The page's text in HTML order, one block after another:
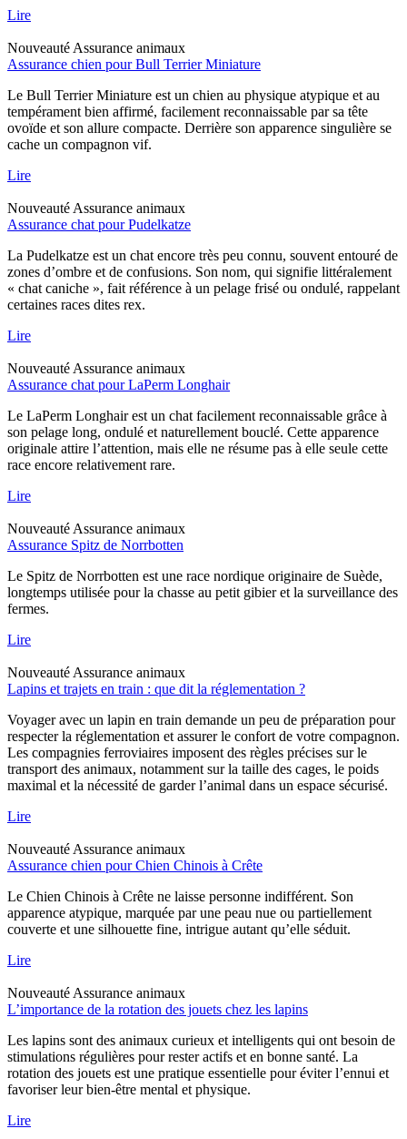
Lire
Nouveauté Assurance animaux
Assurance chien pour Bull Terrier Miniature
Le Bull Terrier Miniature est un chien au physique atypique et au
tempérament bien affirmé, facilement reconnaissable par sa tête
ovoïde et son allure compacte. Derrière son apparence singulière se
cache un compagnon vif.
Lire
Nouveauté Assurance animaux
Assurance chat pour Pudelkatze
La Pudelkatze est un chat encore très peu connu, souvent entouré de
zones d’ombre et de confusions. Son nom, qui signifie littéralement
« chat caniche », fait référence à un pelage frisé ou ondulé, rappelant
certaines races dites rex.
Lire
Nouveauté Assurance animaux
Assurance chat pour LaPerm Longhair
Le LaPerm Longhair est un chat facilement reconnaissable grâce à
son pelage long, ondulé et naturellement bouclé. Cette apparence
originale attire l’attention, mais elle ne résume pas à elle seule cette
race encore relativement rare.
Lire
Nouveauté Assurance animaux
Assurance Spitz de Norrbotten
Le Spitz de Norrbotten est une race nordique originaire de Suède,
longtemps utilisée pour la chasse au petit gibier et la surveillance des
fermes.
Lire
Nouveauté Assurance animaux
Lapins et trajets en train : que dit la réglementation ?
Voyager avec un lapin en train demande un peu de préparation pour
respecter la réglementation et assurer le confort de votre compagnon.
Les compagnies ferroviaires imposent des règles précises sur le
transport des animaux, notamment sur la taille des cages, le poids
maximal et la nécessité de garder l’animal dans un espace sécurisé.
Lire
Nouveauté Assurance animaux
Assurance chien pour Chien Chinois à Crête
Le Chien Chinois à Crête ne laisse personne indifférent. Son
apparence atypique, marquée par une peau nue ou partiellement
couverte et une silhouette fine, intrigue autant qu’elle séduit.
Lire
Nouveauté Assurance animaux
L’importance de la rotation des jouets chez les lapins
Les lapins sont des animaux curieux et intelligents qui ont besoin de
stimulations régulières pour rester actifs et en bonne santé. La
rotation des jouets est une pratique essentielle pour éviter l’ennui et
favoriser leur bien-être mental et physique.
Lire